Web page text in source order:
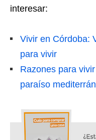
interesar:
Vivir en Córdoba:
para vivir
Razones para
paraíso